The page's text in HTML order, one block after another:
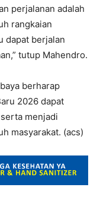
perjalanan adalah
rangkaian
dapat berjalan
tutup Mahendro.
berharap
2026 dapat
menjadi
masyarakat. (acs)